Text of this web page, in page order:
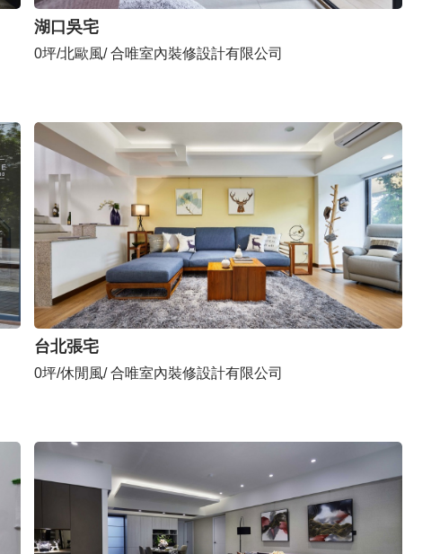
湖口吳宅
0坪/北歐風/ 合唯室內裝修設計有限公司
台北張宅
0坪/休閒風/ 合唯室內裝修設計有限公司